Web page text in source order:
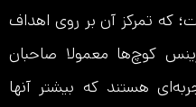
که تمرکز آن بر روی اهداف
کوچ‌ها معمولا صاحبان
هستند که بیشتر آنها